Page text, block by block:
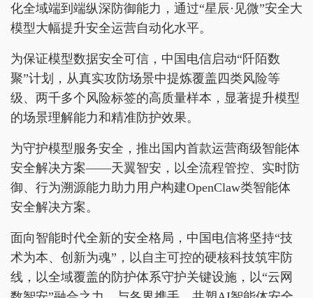
化全域端到端纵深防御能力，通过“星辰·见微”安全大
模型大幅提升安全运营自动化水平。
为保证模型数据安全可信，中国电信启动“阡陌数
聚”计划，从真实攻防场景中提炼覆盖四类风险等
级、两千多个风险标签的高质量样本，显著提升模型
的场景理解能力和精准防护效果。
为守护模型服务安全，推出国内首款运营商级智能体
安全解决方案——天翼智安，以全流程管控、实时防
御、行为溯源能力助力用户构建OpenClaw类智能体
安全解决方案。
面向智能时代全新的安全格局，中国电信将坚持“技
术为本、创新为魂”，以自主可控的硬核科技筑牢防
线，以全域覆盖的防护体系守护关键设施，以“云网